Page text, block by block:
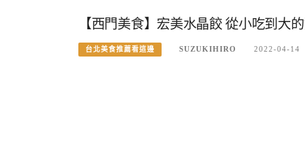
【西門美食】宏美水晶餃 從小吃到大
台北美食推薦看這邊 SUZUKIHIRO 2022-04-14